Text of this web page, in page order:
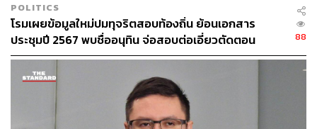
POLITICS
โรมเผยข้อมูลใหม่ปมทุจริตสอบท้องถิ่น ย้อนเอกสาร
ประชุมปี 2567 พบชื่ออนุทิน จ่อสอบต่อเอี่ยวตัดตอน
ม.บูรพา หรือไม่
88